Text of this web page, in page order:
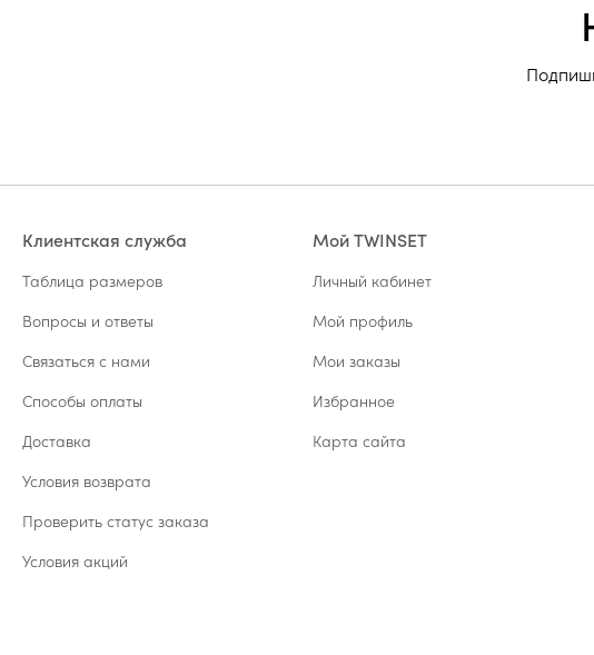
Клиентская служба
Таблица размеров
Вопросы и ответы
Связаться с нами
Способы оплаты
Доставка
Условия возврата
Проверить статус заказа
Условия акций
Мой TWINSET
Личный кабинет
Мой профиль
Мои заказы
Избранное
Карта сайта